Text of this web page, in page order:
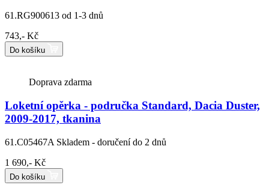
61.RG900613 od 1-3 dnů
743,- Kč
Do košíku
Doprava zdarma
Loketní opěrka - područka Standard, Dacia Duster,
2009-2017, tkanina
61.C05467A Skladem - doručení do 2 dnů
1 690,- Kč
Do košíku